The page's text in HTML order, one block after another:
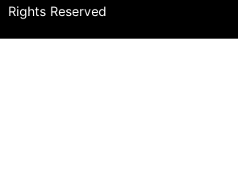
Rights Reserved